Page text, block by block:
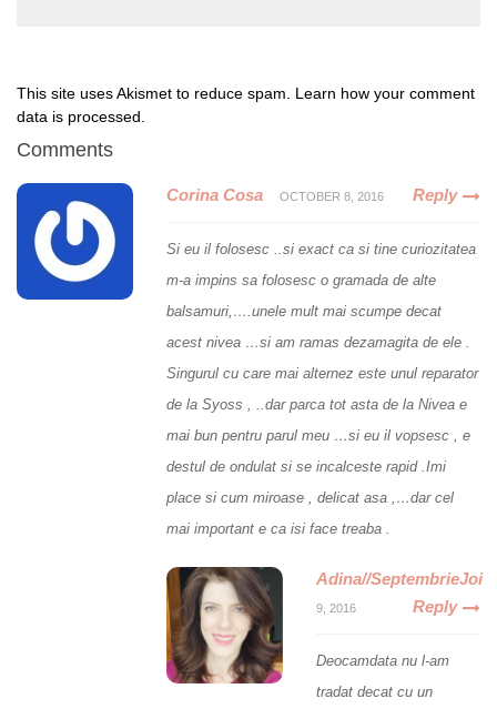
This site uses Akismet to reduce spam. Learn how your comment
data is processed.
Comments
Corina Cosa OCTOBER 8, 2016 Reply
Si eu il folosesc ..si exact ca si tine curiozitatea
m-a impins sa folosesc o gramada de alte
balsamuri,….unele mult mai scumpe decat
acest nivea …si am ramas dezamagita de ele .
Singurul cu care mai alternez este unul reparator
de la Syoss , ..dar parca tot asta de la Nivea e
mai bun pentru parul meu …si eu il vopsesc , e
destul de ondulat si se incalceste rapid .Imi
place si cum miroase , delicat asa ,…dar cel
mai important e ca isi face treaba .
Adina//SeptembrieJoi
9, 2016 Reply
Deocamdata nu l-am
tradat decat cu un